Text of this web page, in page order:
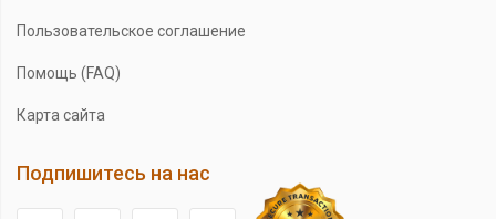
Пользовательское соглашение
Помощь (FAQ)
Карта сайта
Подпишитесь на нас